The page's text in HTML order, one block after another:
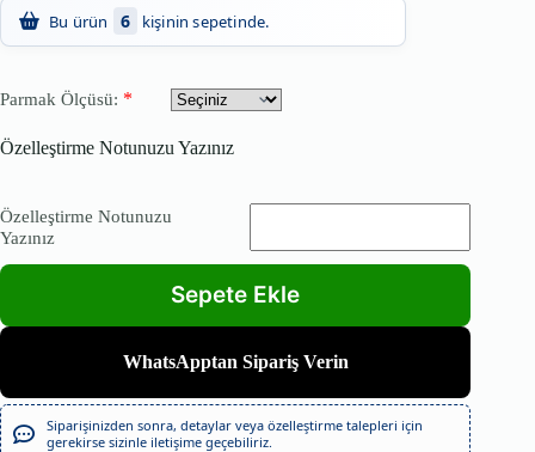
Bu ürün 6 kişinin sepetinde.
Parmak Ölçüsü: *
Özelleştirme Notunuzu Yazınız
Özelleştirme Notunuzu
Yazınız
WhatsApptan Sipariş Verin
Siparişinizden sonra, detaylar veya özelleştirme talepleri için
gerekirse sizinle iletişime geçebiliriz.